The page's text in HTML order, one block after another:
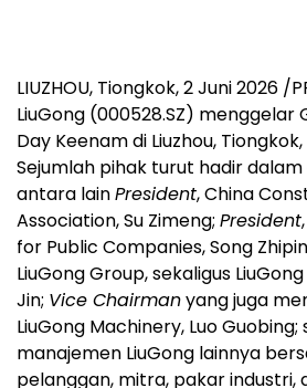
LIUZHOU, Tiongkok, 2 Juni 2026 /
LiuGong (000528.SZ) menggelar
Day Keenam di Liuzhou, Tiongkok,
Sejumlah pihak turut hadir
antara lainPresident, China
Association, Su Zimeng; President
for Public Companies, Song
LiuGong Group, sekaligus
Jin; Vice Chairmanyang juga
LiuGong Machinery, Luo
manajemen LiuGong lainnya
pelanggan, mitra, pakar industri,